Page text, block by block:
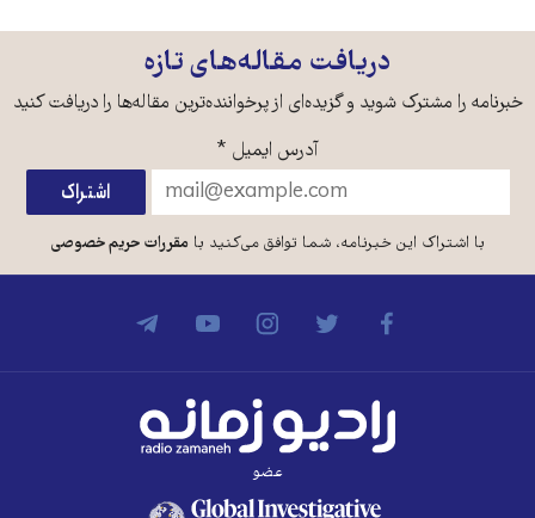
دریافت مقاله‌های تازه
خبرنامه را مشترک شوید و گزیده‌ای از پرخواننده‌ترین مقاله‌ها را دریافت کنید
آدرس ایمیل *
با اشتراک این خبرنامه، شما توافق می‌کنید بامقررات حریم خصوصی
عضو